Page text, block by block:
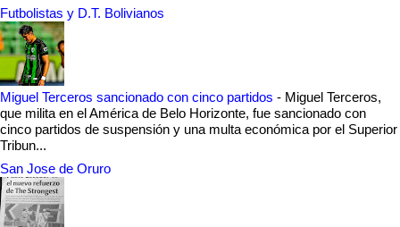
Futbolistas y D.T. Bolivianos
Miguel Terceros sancionado con cinco partidos - Miguel Terceros,
que milita en el América de Belo Horizonte, fue sancionado con
cinco partidos de suspensión y una multa económica por el Superior
Tribun...
San Jose de Oruro